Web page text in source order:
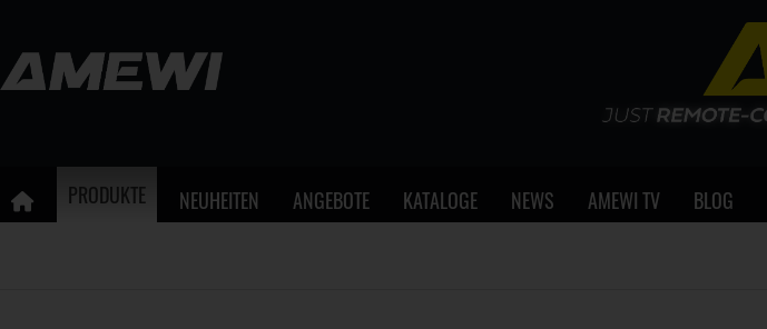
PRODUKTE NEUHEITEN ANGEBOTE KATALOGE NEWS AMEWI TV BLOG